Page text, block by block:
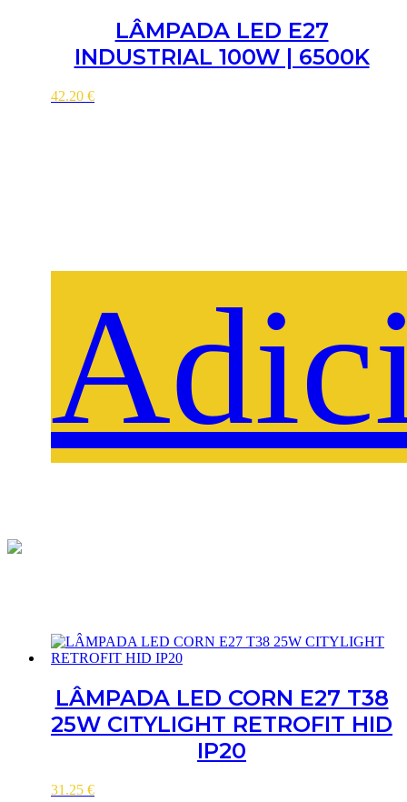
LÂMPADA LED E27
INDUSTRIAL 100W | 6500K
42.20 €
LÂMPADA LED CORN E27 T38
25W CITYLIGHT RETROFIT HID
IP20
31.25 €